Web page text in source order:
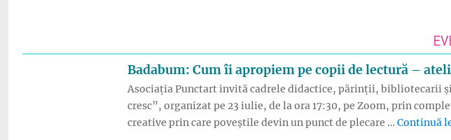
Badabum: Cum îi apropiem pe copii de lectură –
Asociația Punctart invită cadrele didactice, părinții, bibliotecarii
cresc”, organizat pe 23 iulie, de la ora 17:30, pe Zoom, prin
creative prin care poveștile devin un punct de plecare … Continuă